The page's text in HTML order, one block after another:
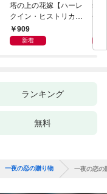
塔の上の花嫁【ハーレ
クイン・ヒストリカ
ル・スペシャル版】
909
新着
幼
作
ランキング
無料
一夜の恋の贈り物 一夜の恋の